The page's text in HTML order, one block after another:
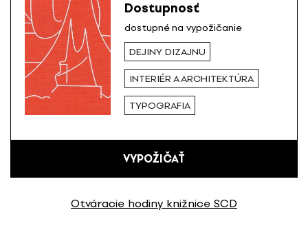
Dostupnosť
dostupné na vypožičanie
DEJINY DIZAJNU
INTERIÉR A ARCHITEKTÚRA
TYPOGRAFIA
VYPOŽIČAŤ
Otváracie hodiny knižnice SCD